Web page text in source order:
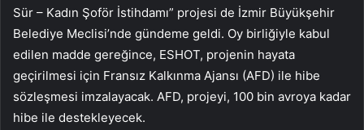
Sür – Kadın Şoför İstihdamı” projesi de İzmir Büyükşehir
Belediye Meclisi’nde gündeme geldi. Oy birliğiyle kabul
edilen madde gereğince, ESHOT, projenin hayata
geçirilmesi için Fransız Kalkınma Ajansı (AFD) ile hibe
sözleşmesi imzalayacak. AFD, projeyi, 100 bin avroya kadar
hibe ile destekleyecek.